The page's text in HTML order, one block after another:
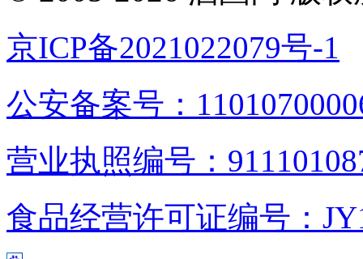
京ICP备2021022079号-1
公安备案号：
营业执照编号：
食品经营许可证编号：